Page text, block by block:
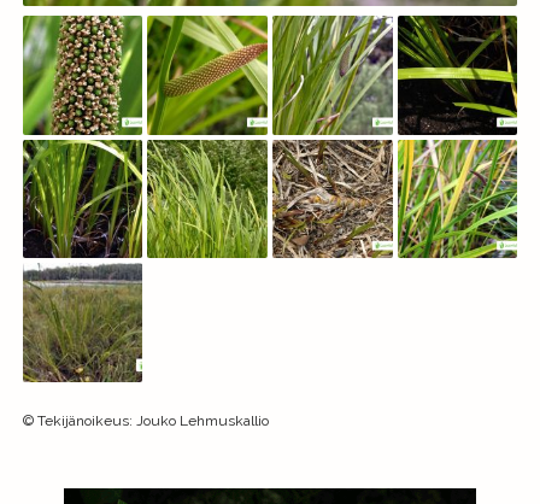
© Tekijänoikeus: Jouko Lehmuskallio